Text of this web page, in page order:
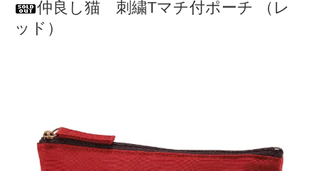
仲良し猫 刺繍Tマチ付ポーチ （レ
ッド）